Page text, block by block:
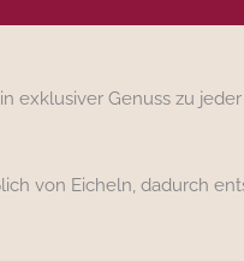
exklusiver Genuss zu
von Eicheln, dadurch